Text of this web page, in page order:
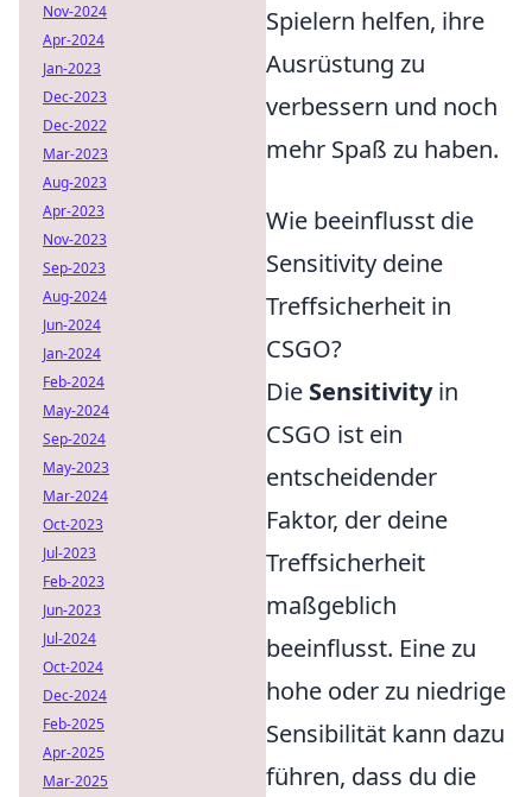
Spielern helfen, ihre
Ausrüstung zu
verbessern und noch
mehr Spaß zu haben.
Wie beeinflusst die
Sensitivity deine
Treffsicherheit in
CSGO?
Die Sensitivityin
CSGO ist ein
entscheidender
Faktor, der deine
Treffsicherheit
maßgeblich
beeinflusst. Eine zu
hohe oder zu niedrige
Sensibilität kann dazu
führen, dass du die
Nov-2024
Apr-2024
Jan-2023
Dec-2023
Dec-2022
Mar-2023
Aug-2023
Apr-2023
Nov-2023
Sep-2023
Aug-2024
Jun-2024
Jan-2024
Feb-2024
May-2024
Sep-2024
May-2023
Mar-2024
Oct-2023
Jul-2023
Feb-2023
Jun-2023
Jul-2024
Oct-2024
Dec-2024
Feb-2025
Apr-2025
Mar-2025